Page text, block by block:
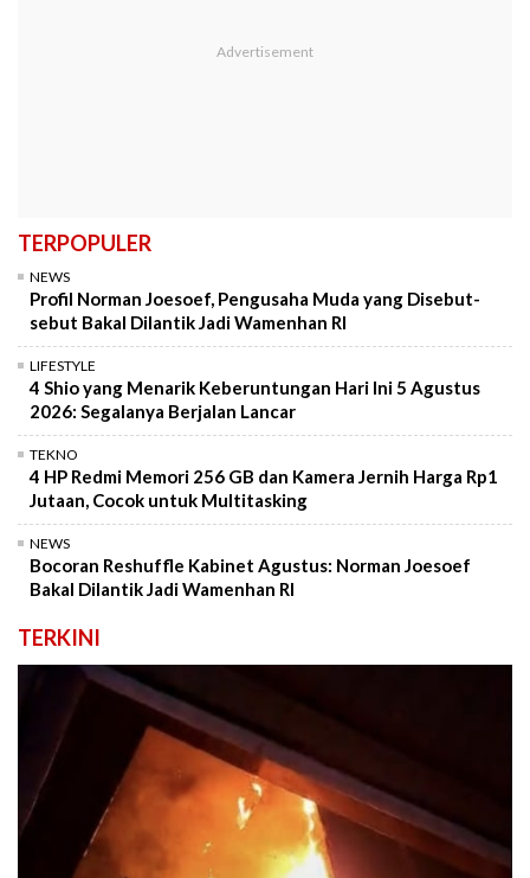
TERPOPULER
NEWS
Profil Norman Joesoef, Pengusaha Muda yang Disebut-
sebut Bakal Dilantik Jadi Wamenhan RI
LIFESTYLE
4 Shio yang Menarik Keberuntungan Hari Ini 5 Agustus
2026: Segalanya Berjalan Lancar
TEKNO
4 HP Redmi Memori 256 GB dan Kamera Jernih Harga Rp1
Jutaan, Cocok untuk Multitasking
NEWS
Bocoran Reshuffle Kabinet Agustus: Norman Joesoef
Bakal Dilantik Jadi Wamenhan RI
TERKINI